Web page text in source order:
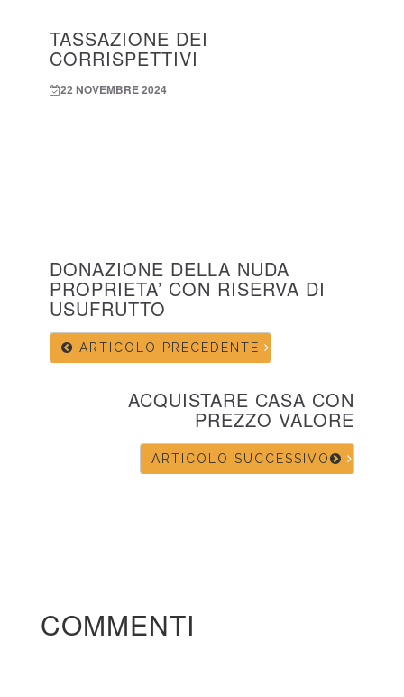
TASSAZIONE DEI
CORRISPETTIVI
22 NOVEMBRE 2024
DONAZIONE DELLA NUDA
PROPRIETA’ CON RISERVA DI
USUFRUTTO
ARTICOLO PRECEDENTE
ACQUISTARE CASA CON
PREZZO VALORE
ARTICOLO SUCCESSIVO
COMMENTI